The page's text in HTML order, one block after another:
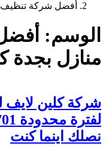
أفضل شركة تنظيف
الوسم:
منازل بجدة
نصلك اينما كنت